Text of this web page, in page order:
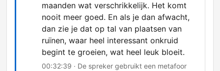
maanden wat verschrikkelijk. Het komt
nooit meer goed. En als je dan afwacht,
dan zie je dat op tal van plaatsen van
ruïnen, waar heel interessant onkruid
begint te groeien, wat heel leuk bloeit.
00:32:39 · De spreker gebruikt een metafoor